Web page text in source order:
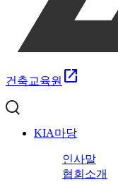
건축교육원 open_in_new
KIA마당
인사말
협회소개